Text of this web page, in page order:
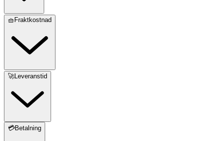
🧺Fraktkostnad
🚀Leveranstid
💳Betalning